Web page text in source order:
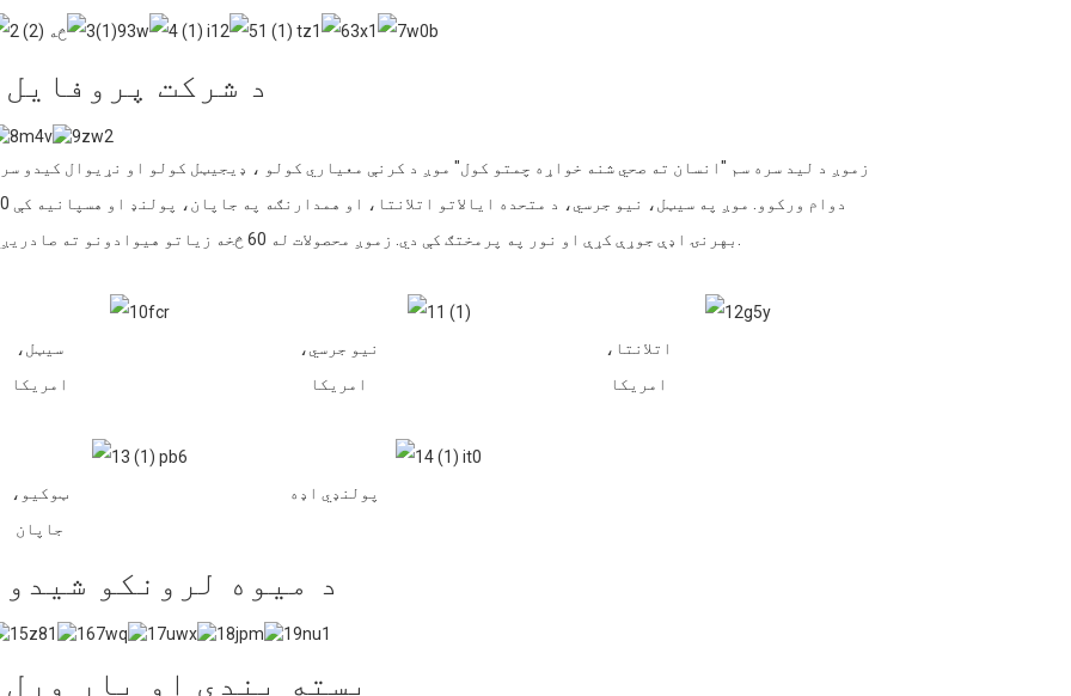
د شرکت پروفایل
زموږ د لید سره سم "انسان ته صحي شنه خواړه چمتو کول" موږ د کرنې معیاري کولو ، ډیجیټل کولو او نړیوال کیدو
دوام ورکوو. موږ په سیټل، نیو جرسي،
سیټل،
امریکا
نیو جرسي،
امریکا
اتلانتا،
امریکا
ټوکیو،
جاپان
پولنډي اډه
د میوه لرونکو شیدو
بسته بندي او بار وړل